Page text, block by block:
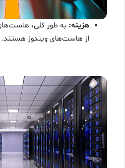
هزینه: به طور کلی،
از هاست‌های ویندوز هستند.